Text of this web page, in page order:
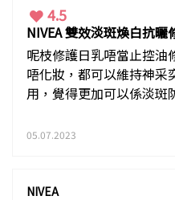
4.5
NIVEA 雙效淡斑煥白抗曬
乳
呢枝修護日乳唔當止控油
唔化妝，都可以維持神采
用，覺得更加可以係淡斑
05.07.2023
NIVEA